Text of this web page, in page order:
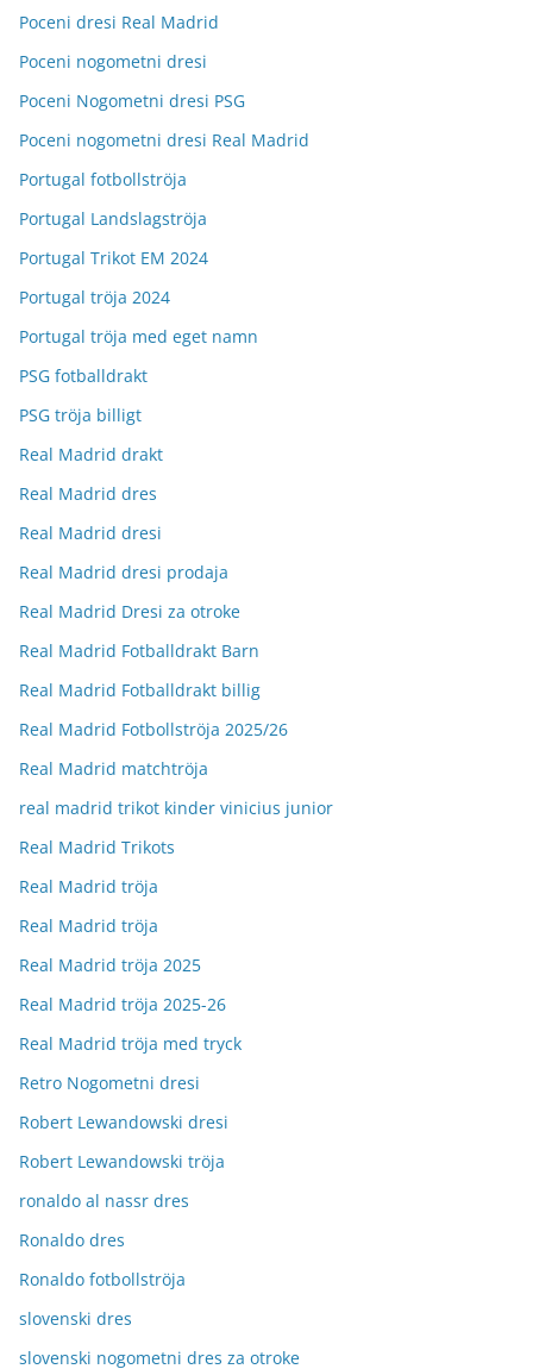
Poceni dresi Real Madrid
Poceni nogometni dresi
Poceni Nogometni dresi PSG
Poceni nogometni dresi Real Madrid
Portugal fotbollströja
Portugal Landslagströja
Portugal Trikot EM 2024
Portugal tröja 2024
Portugal tröja med eget namn
PSG fotballdrakt
PSG tröja billigt
Real Madrid drakt
Real Madrid dres
Real Madrid dresi
Real Madrid dresi prodaja
Real Madrid Dresi za otroke
Real Madrid Fotballdrakt Barn
Real Madrid Fotballdrakt billig
Real Madrid Fotbollströja 2025/26
Real Madrid matchtröja
real madrid trikot kinder vinicius junior
Real Madrid Trikots
Real Madrid tröja
Real Madrid tröja
Real Madrid tröja 2025
Real Madrid tröja 2025-26
Real Madrid tröja med tryck
Retro Nogometni dresi
Robert Lewandowski dresi
Robert Lewandowski tröja
ronaldo al nassr dres
Ronaldo dres
Ronaldo fotbollströja
slovenski dres
slovenski nogometni dres za otroke